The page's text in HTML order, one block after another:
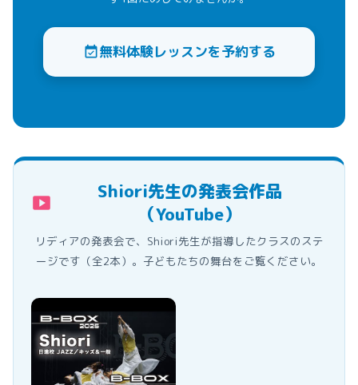
event_available無料体験レッスンを予約する
smart_display
Shiori先生の発表会作品
（YouTube）
リディアの発表会で、Shiori先生が指導したクラスのステ
ージです（全2本）。子どもたちの舞台をご覧ください。